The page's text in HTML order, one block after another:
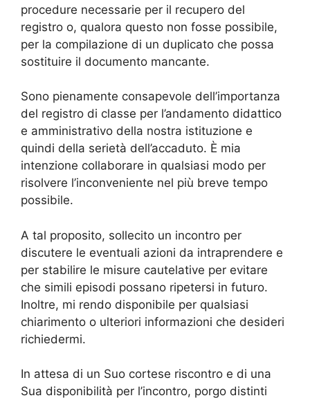
procedure necessarie per il recupero del
registro o, qualora questo non fosse possibile,
per la compilazione di un duplicato che possa
sostituire il documento mancante.
Sono pienamente consapevole dell’importanza
del registro di classe per l’andamento didattico
e amministrativo della nostra istituzione e
quindi della serietà dell’accaduto. È mia
intenzione collaborare in qualsiasi modo per
risolvere l’inconveniente nel più breve tempo
possibile.
A tal proposito, sollecito un incontro per
discutere le eventuali azioni da intraprendere e
per stabilire le misure cautelative per evitare
che simili episodi possano ripetersi in futuro.
Inoltre, mi rendo disponibile per qualsiasi
chiarimento o ulteriori informazioni che desideri
richiedermi.
In attesa di un Suo cortese riscontro e di una
Sua disponibilità per l’incontro, porgo distinti